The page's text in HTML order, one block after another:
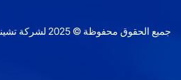
جميع الحقوق محفوظة © 2025 لشركة تشينغداو ريتشر للاتصالات المحدودة.